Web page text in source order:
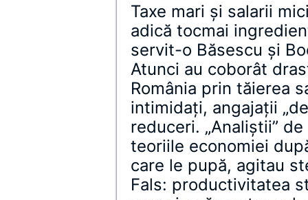
Taxe mari și salarii
adică tocmai
servit-o Băsescu și
Atunci au coborât
România prin tăierea
intimidați, angajații
reduceri. „Analiștii”
teoriile economiei
care le pupă, agitau
Fals: productivitatea